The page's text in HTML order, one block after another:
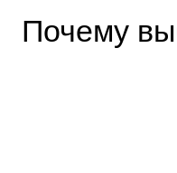
Почему